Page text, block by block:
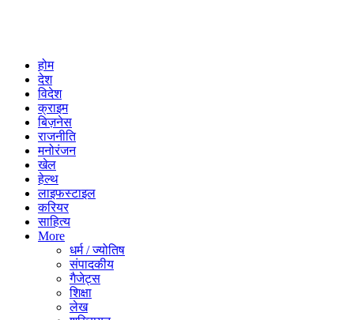
होम
देश
विदेश
क्राइम
बिज़नेस
राजनीति
मनोरंजन
खेल
हेल्थ
लाइफस्टाइल
करियर
साहित्य
More
धर्म / ज्योतिष
संपादकीय
गैजेट्स
शिक्षा
लेख